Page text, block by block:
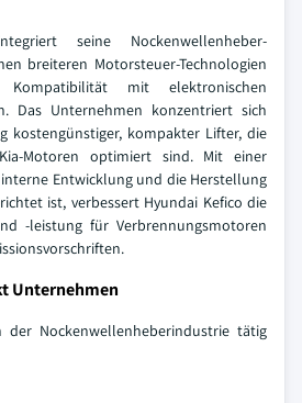
seine Nockenwellenheber-
breiteren Motorsteuer-Technologien
mit elektronischen
Das Unternehmen konzentriert sich
kostengünstiger, kompakter Lifter, die
Motoren optimiert sind. Mit einer
Entwicklung und die Herstellung
ist, verbessert Hyundai Kefico die
-leistung für Verbrennungsmotoren
Unternehmen
der Nockenwellenheberindustrie tätig